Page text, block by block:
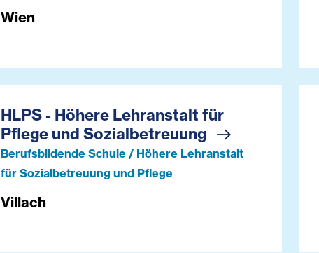
Wien
HLPS - Höhere Lehranstalt für
Pflege und Sozialbetreuung
Berufsbildende Schule / Höhere Lehranstalt
für Sozialbetreuung und Pflege
Villach